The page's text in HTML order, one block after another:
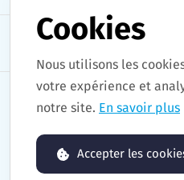
Thèmes
Copyright © 2026 Stad Gent. Tous
Cookies
Nous utilisons les
votre expérience et
notre site. En savoir plus
Accepter les